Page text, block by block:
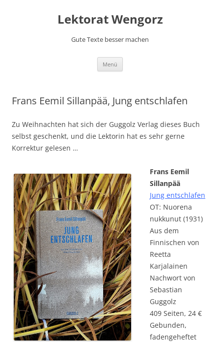
Lektorat Wengorz
Gute Texte besser machen
Menü
Frans Eemil Sillanpää, Jung entschlafen
Zu Weihnachten hat sich der Guggolz Verlag dieses Buch
selbst geschenkt, und die Lektorin hat es sehr gerne
Korrektur gelesen …
Frans Eemil
Sillanpää
Jung entschlafen
OT: Nuorena
nukkunut (1931)
Aus dem
Finnischen von
Reetta
Karjalainen
Nachwort von
Sebastian
Guggolz
409 Seiten, 24 €
Gebunden,
fadengeheftet